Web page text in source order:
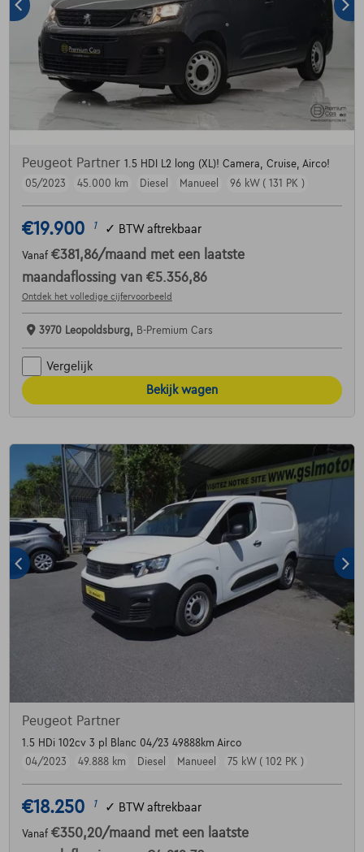
Peugeot Partner 1.5 HDI L2 long (XL)! Camera, Cruise, Airco!
05/2023
45.000 km Diesel Manueel 96 kW ( 131 PK )
€19.900 1 ✓ BTW aftrekbaar
Vanaf €381,86/maand met een laatste
maandaflossing van €5.356,86
Ontdek het volledige cijfervoorbeeld
3970 Leopoldsburg, B-Premium Cars
Vergelijk
Bekijk wagen
Peugeot Partner
1.5 HDi 102cv 3 pl Blanc 04/23 49888km Airco
04/2023
49.888 km Diesel Manueel 75 kW ( 102 PK )
€18.250 1 ✓ BTW aftrekbaar
Vanaf €350,20/maand met een laatste